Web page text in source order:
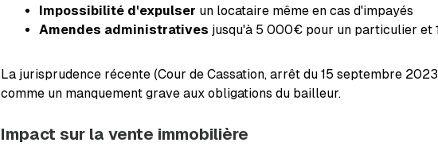
Impossibilité d'expulser un locataire même en cas d'impayés
Amendes administratives jusqu'à 5 000€ pour un particulier et
La jurisprudence récente (Cour de Cassation, arrêt du 15 septembre
comme un manquement grave aux obligations du bailleur.
Impact sur la vente immobilière